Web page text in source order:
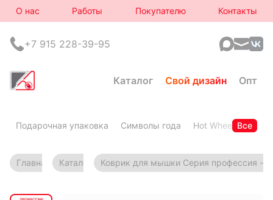
О нас Работы Покупателю Контакты
+7 915 228-39-95
Каталог Свой дизайн Опт
Подарочная упаковка Символы года Hot WheelsВсе
Главная Каталог Коврик для мышки Серия профессия -